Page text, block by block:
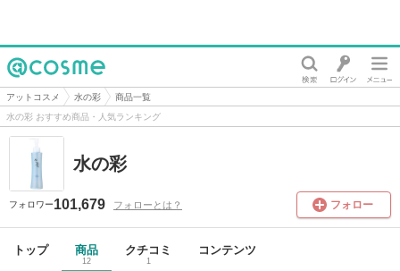
@cosme
アットコスメ 水の彩
商品一覧
水の彩 おすすめ商品・人気ランキング
水の彩
フォロワー101,679 フォローとは？ フォロー
トップ 商品
12
クチコミ
1
コンテンツ